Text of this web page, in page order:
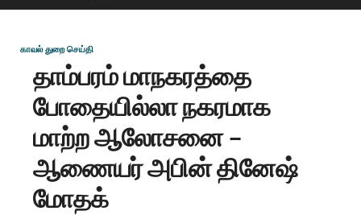
காவல் துறை செய்தி
தாம்பரம் மாநகரத்தை
போதையில்லா நகரமாக
மாற்ற ஆலோசனை –
ஆணையர் அபின் தினேஷ்
மோதக்